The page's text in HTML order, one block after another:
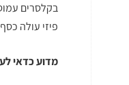
בקלסרים
פיזי עולה
מדוע כדאי